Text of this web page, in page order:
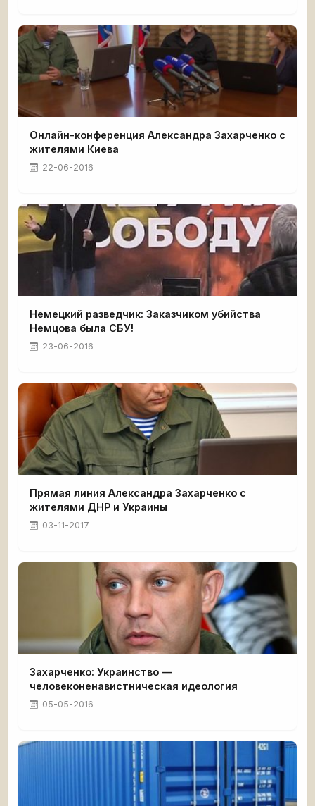
Онлайн-конференция Александра Захарченко с
жителями Киева
22-06-2016
Немецкий разведчик: Заказчиком убийства
Немцова была СБУ!
23-06-2016
Прямая линия Александра Захарченко с
жителями ДНР и Украины
03-11-2017
Захарченко: Украинство —
человеконенавистническая идеология
05-05-2016